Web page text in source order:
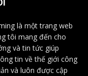
là một trang web
tôi mang đến cho
và tin tức giúp
tin về thế giới công
và luôn được cập